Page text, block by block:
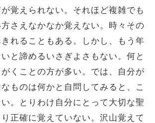
覚えられない。それほど複雑でも
さえなかなか覚えない。時々その
れることもある。しかし、もう年
と諦めるいさぎよさもない。何と
くことの方が多い。では、自分が
ものは何かと自問してみると、こ
。とりわけ自分にとって大切な聖
正確に覚えていない。沢山覚えて